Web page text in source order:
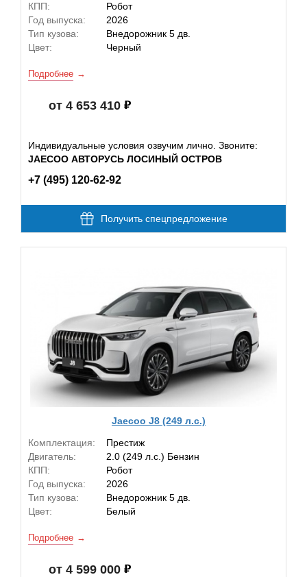
КПП:
Робот
Год выпуска:
2026
Тип кузова:
Внедорожник 5 дв.
Цвет:
Черный
Подробнее
от 4 653 410
Индивидуальные условия озвучим лично. Звоните:
JAECOO АВТОРУСЬ ЛОСИНЫЙ ОСТРОВ
+7 (495) 120-62-92
Получить спецпредложение
Jaecoo J8 (249 л.с.)
Комплектация:
Престиж
Двигатель:
2.0 (249 л.с.) Бензин
КПП:
Робот
Год выпуска:
2026
Тип кузова:
Внедорожник 5 дв.
Цвет:
Белый
Подробнее
от 4 599 000